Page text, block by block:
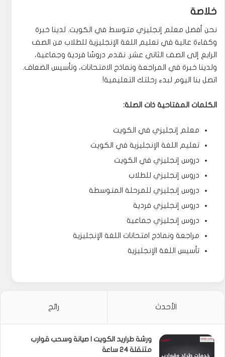
خلاصة
نحن أفضل معلم إنجليزي متوسط في الكويت. لدينا خبرة
وكفاءة عالية في تعليم اللغة الإنجليزية للطلاب من الصف
الرابع إلى الصف الثاني عشر. نقدم دروسًا فردية وجماعية،
ولدينا خبرة في المراجعة ونماذج الامتحانات، وتأسيس الضعاف.
اتصل بنا اليوم لبدء رحلتك التعليمية!
الكلمات المفتاحية ذات الصلة:
معلم إنجليزي في الكويت
تعليم اللغة الإنجليزية في الكويت
دروس إنجليزي في الكويت
دروس إنجليزي للطلاب
دروس إنجليزي للمرحلة المتوسطة
دروس إنجليزي فردية
دروس إنجليزي جماعية
مراجعة ونماذج امتحانات اللغة الإنجليزية
تأسيس اللغة الإنجليزية
الأحدث رائج
ورشة طراريد الكويت | صيانة وسحب قوارب
متنقلة 24 ساعة